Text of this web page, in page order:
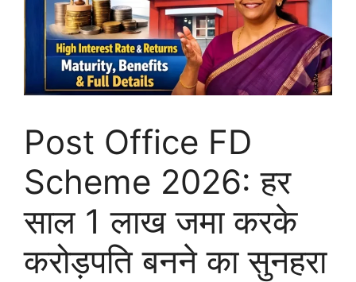
Post Office FD
Scheme 2026: हर
साल 1 लाख जमा करके
करोड़पति बनने का सुनहरा